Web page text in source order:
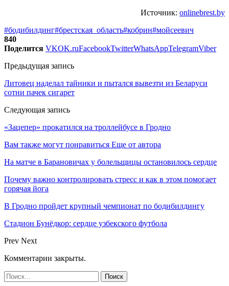
Источник: onlinebrest.by
#бодибилдинг#брестская_область#кобрин#мойсеевич
840
Поделится VKOK.ruFacebookTwitterWhatsAppTelegramViber
Предыдущая запись
Литовец наделал тайники и пытался вывезти из Беларуси
сотни пачек сигарет
Следующая запись
«Зацепер» прокатился на троллейбусе в Гродно
Вам также могут понравиться Еще от автора
На матче в Барановичах у болельщицы остановилось сердце
Почему важно контролировать стресс и как в этом помогает
горячая йога
В Гродно пройдет крупный чемпионат по бодибилдингу
Стадион Бунёдкор: сердце узбекского футбола
Prev Next
Комментарии закрыты.